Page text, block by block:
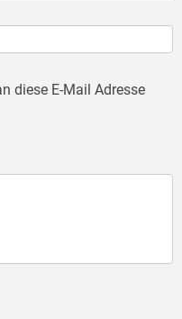
diese E-Mail Adresse